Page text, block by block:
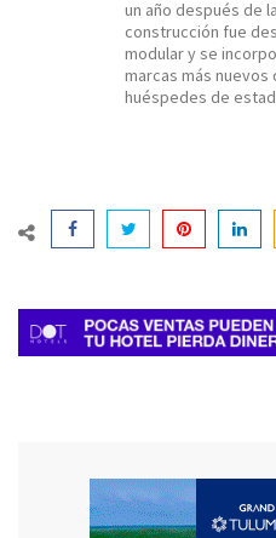
un año después de
construcción fue
modular y se
marcas más nuevos
huéspedes de